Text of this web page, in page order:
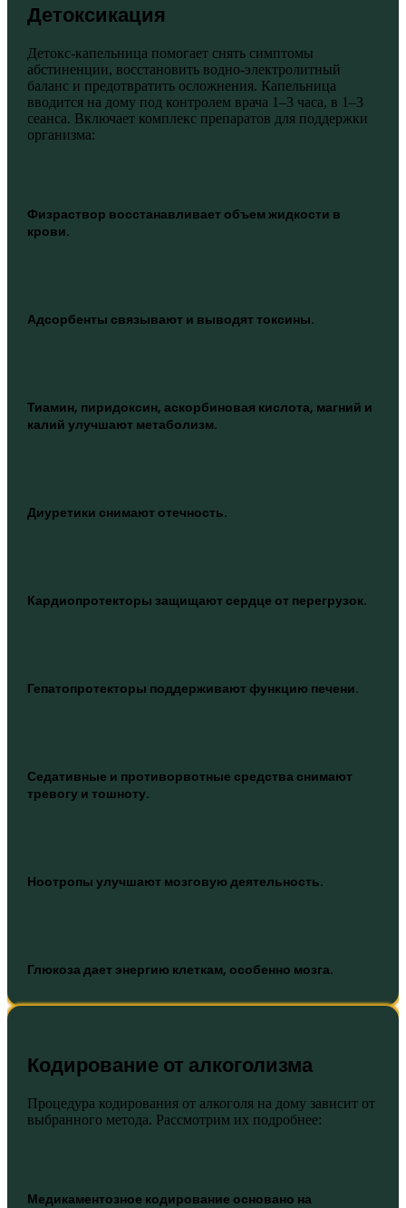
Детоксикация
Детокс-капельница помогает снять симптомы
абстиненции, восстановить водно-электролитный
баланс и предотвратить осложнения. Капельница
вводится на дому под контролем врача 1–3 часа, в 1–3
сеанса. Включает комплекс препаратов для поддержки
организма:
Физраствор восстанавливает объем жидкости в
крови.
Адсорбенты связывают и выводят токсины.
Тиамин, пиридоксин, аскорбиновая кислота, магний и
калий улучшают метаболизм.
Диуретики снимают отечность.
Кардиопротекторы защищают сердце от перегрузок.
Гепатопротекторы поддерживают функцию печени.
Седативные и противорвотные средства снимают
тревогу и тошноту.
Ноотропы улучшают мозговую деятельность.
Глюкоза дает энергию клеткам, особенно мозга.
Кодирование от алкоголизма
Процедура кодирования от алкоголя на дому зависит от
выбранного метода. Рассмотрим их подробнее:
Медикаментозное кодирование основано на